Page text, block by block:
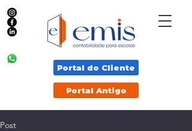
Portal do Cliente
Portal Antigo
Post